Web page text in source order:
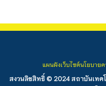
สงวนลิขสิทธิ์ © 2024 สถาบันเทค
แผนผังเว็บไซต์นโยบาย